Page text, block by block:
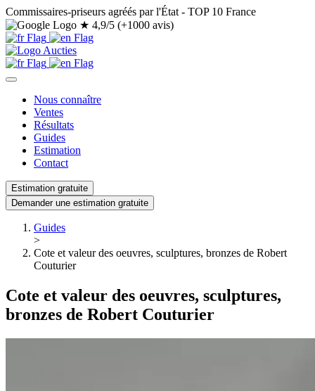
Commissaires-priseurs agréés par l'État - TOP 10 France
★ 4,9/5 (+1000 avis)
Nous connaître
Ventes
Résultats
Guides
Estimation
Contact
Estimation gratuite
Demander une estimation gratuite
Guides
>
Cote et valeur des oeuvres, sculptures, bronzes de Robert
Couturier
Cote et valeur des oeuvres, sculptures,
bronzes de Robert Couturier